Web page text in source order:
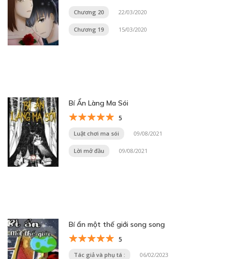
Chương 20 22/03/2020
Chương 19 15/03/2020
Bí Ẩn Làng Ma Sói
5
Luật chơi ma sói 09/08/2021
Lời mở đầu 09/08/2021
Bí ẩn một thế giới song song
5
Tác giả và phụ tá : 06/02/2023